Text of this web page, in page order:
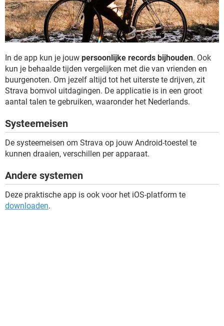
In de app kun je jouw persoonlijke records bijhouden. Ook
kun je behaalde tijden vergelijken met die van vrienden en
buurgenoten. Om jezelf altijd tot het uiterste te drijven, zit
Strava bomvol uitdagingen. De applicatie is in een groot
aantal talen te gebruiken, waaronder het Nederlands.
Systeemeisen
De systeemeisen om Strava op jouw Android-toestel te
kunnen draaien, verschillen per apparaat.
Andere systemen
Deze praktische app is ook voor het iOS-platform te
downloaden.